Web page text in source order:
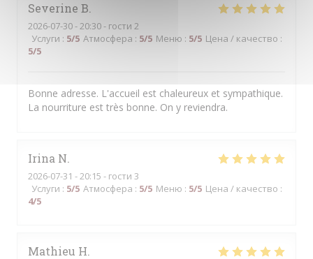
Severine B
2026-07-30- 20:30 - гости 2
Услуги : 5/5 Атмосфера : 5/5 Меню : 5/5 Цена / качество :
5/5
Bonne adresse. L'accueil est chaleureux et sympathique.
La nourriture est très bonne. On y reviendra.
Irina N
2026-07-31 - 20:15 - гости 3
Услуги : 5/5 Атмосфера : 5/5 Меню : 5/5 Цена / качество :
4/5
Mathieu H